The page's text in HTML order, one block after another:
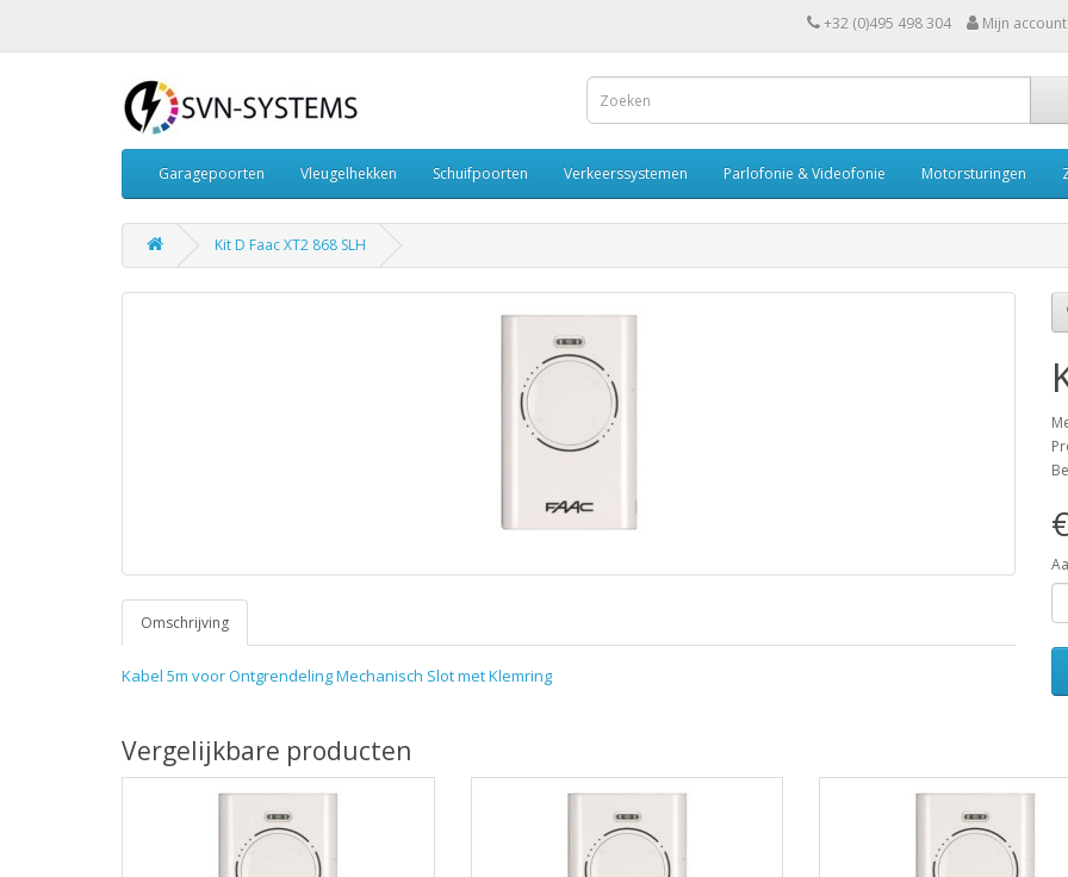
+32 (0)495 498 304 Mijn account
Garagepoorten Vleugelhekken Schuifpoorten Verkeerssystemen Parlofonie & Videofonie Motorsturingen
Kit D Faac XT2 868 SLH
Omschrijving
Kabel 5m voor Ontgrendeling Mechanisch Slot met Klemring
Vergelijkbare producten